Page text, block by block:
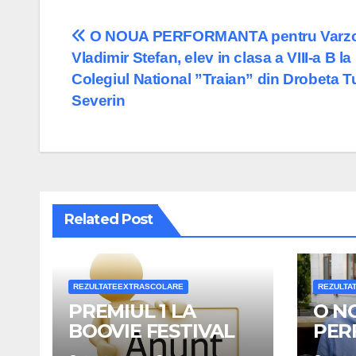
Post
navigation
O NOUA PERFORMANTA pentru
Vladimir Stefan, elev in clasa a VIII-a B la
Colegiul National ”Traian” din Drobeta
Severin
Related Post
REZULTATEEXTRASCOLARE
PREMIUL 1 LA
BOOVIE FESTIVAL
O